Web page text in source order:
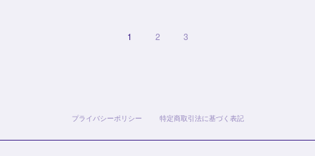
1 2 3
プライバシーポリシー 特定商取引法に基づく表記